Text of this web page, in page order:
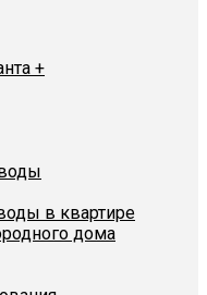
+
в квартире
дома